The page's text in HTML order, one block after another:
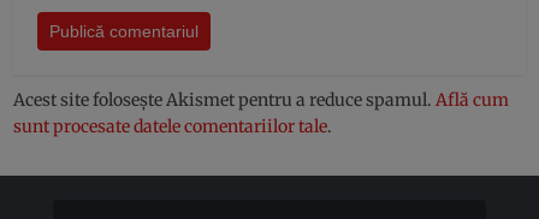
Acest site folosește Akismet pentru a reduce spamul.Află cum
sunt procesate datele comentariilor tale.